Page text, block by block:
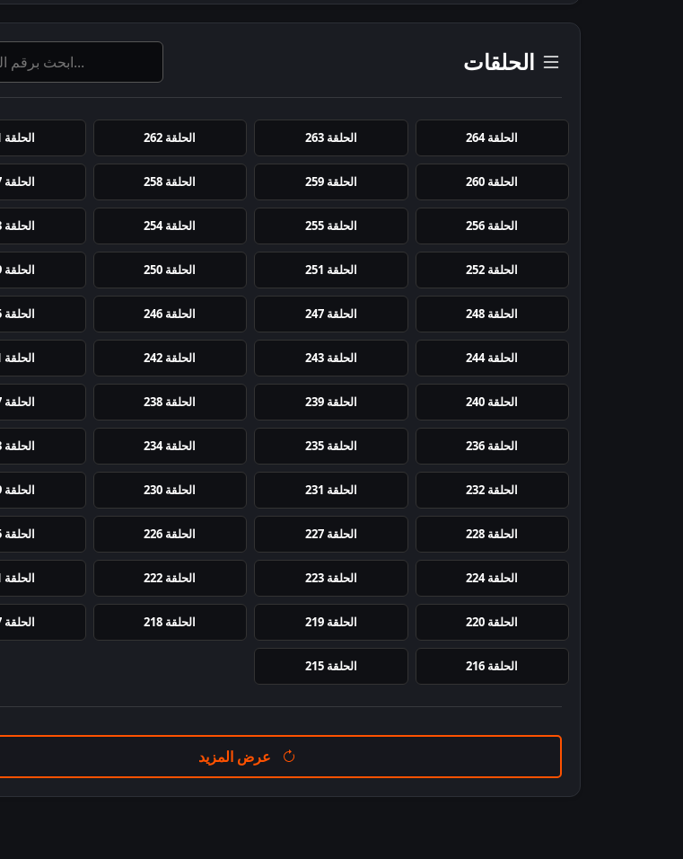
الحلقات
الحلقة 264 الحلقة 263 الحلقة 262 الحلقة 261
الحلقة 260 الحلقة 259 الحلقة 258 الحلقة 257
الحلقة 256 الحلقة 255 الحلقة 254 الحلقة 253
الحلقة 252 الحلقة 251 الحلقة 250 الحلقة 249
الحلقة 248 الحلقة 247 الحلقة 246 الحلقة 245
الحلقة 244 الحلقة 243 الحلقة 242 الحلقة 241
الحلقة 240 الحلقة 239 الحلقة 238 الحلقة 237
الحلقة 236 الحلقة 235 الحلقة 234 الحلقة 233
الحلقة 232 الحلقة 231 الحلقة 230 الحلقة 229
الحلقة 228 الحلقة 227 الحلقة 226 الحلقة 225
الحلقة 224 الحلقة 223 الحلقة 222 الحلقة 221
الحلقة 220 الحلقة 219 الحلقة 218 الحلقة 217
الحلقة 216 الحلقة 215
عرض المزيد